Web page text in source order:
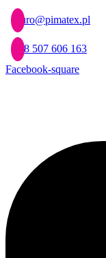
Przejdź
do
treści
biuro@pimatex.pl
+48 507 606 163
Facebook-square